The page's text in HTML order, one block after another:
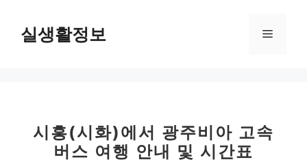
실생활정보 메
시흥(시화)에서 광주비아 고속
버스 여행 안내 및 시간표